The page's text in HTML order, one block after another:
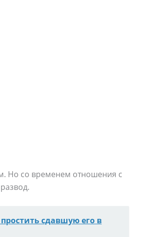
Но со временем отношения с
сдавшую его в